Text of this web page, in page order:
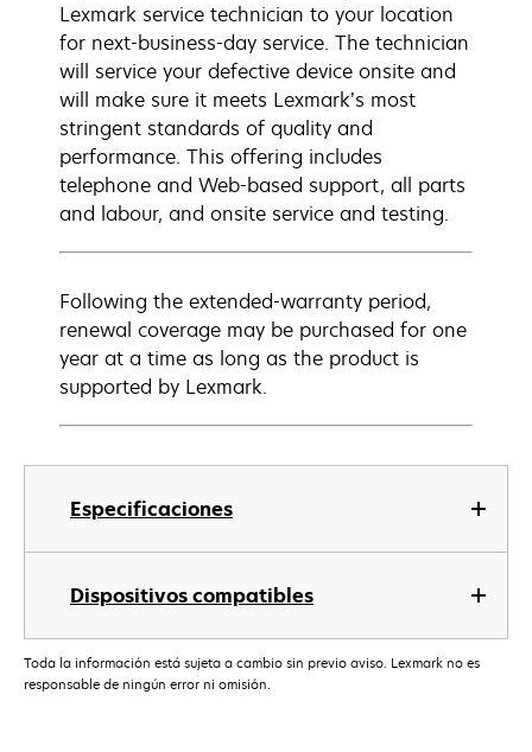
Especificaciones
Dispositivos compatibles
Lexmark service technician to your location
for next-business-day service. The technician
will service your defective device onsite and
will make sure it meets Lexmark’s most
stringent standards of quality and
performance. This offering includes
telephone and Web-based support, all parts
and labour, and onsite service and testing.
Following the extended-warranty period,
renewal coverage may be purchased for one
year at a time as long as the product is
supported by Lexmark.
Toda la información está sujeta a cambio sin previo aviso. Lexmark no es
responsable de ningún error ni omisión.